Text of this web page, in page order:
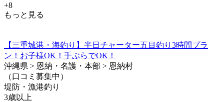
+8
もっと見る
【三重城港・海釣り】半日チャーター五目釣り3時間プラ
ン！お子様OK！手ぶらでOK！
沖縄県 > 恩納・名護・本部 > 恩納村
（口コミ募集中）
堤防・漁港釣り
3歳以上